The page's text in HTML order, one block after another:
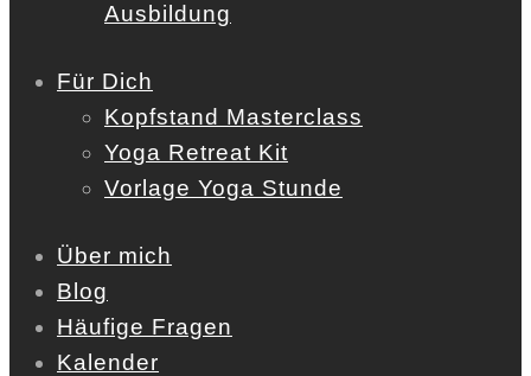
Ausbildung
Für Dich
Kopfstand Masterclass
Yoga Retreat Kit
Vorlage Yoga Stunde
Über mich
Blog
Häufige Fragen
Kalender